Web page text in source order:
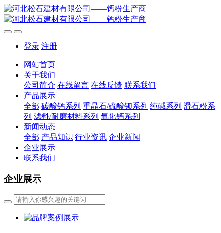
登录 注册
网站首页
关于我们
公司简介 在线留言 在线反馈 联系我们
产品展示
全部 碳酸钙系列 重晶石/硫酸钡系列 纯碱系列 滑石粉系
列 滤料/耐磨材料系列 氧化钙系列
新闻动态
全部 产品知识 行业资讯 企业新闻
企业展示
联系我们
企业展示